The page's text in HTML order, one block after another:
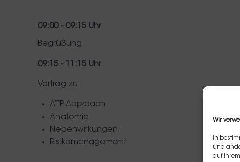
Wir
In
und
auf
09:00 - 09:15 Uhr
Begrüßung
09:15 - 11:15 Uhr
Vortrag zu
ATP Approach
Anatomie
Nebenwirkungen
Risikomanagement